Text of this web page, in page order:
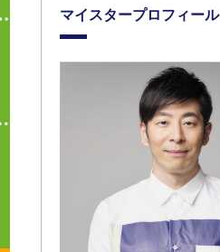
マイスタープロフィール